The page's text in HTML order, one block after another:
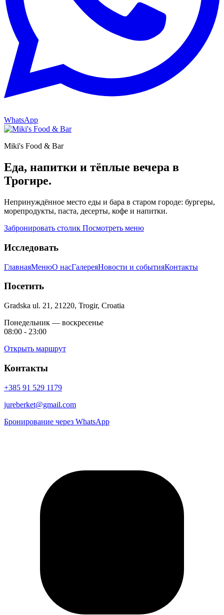
WhatsApp
Miki's Food & Bar
Еда, напитки и тёплые вечера в
Трогире.
Непринуждённое место еды и бара в старом городе: бургеры,
морепродукты, паста, десерты, кофе и напитки.
Забронировать столик Посмотреть меню
Исследовать
ГлавнаяМенюО насГалереяНовости и событияКонтакты
Посетить
Gradska ul. 21, 21220, Trogir, Croatia
Понедельник — воскресенье
08:00 - 23:00
Открыть маршрут
Контакты
+385 91 529 1179
jureberket@gmail.com
Бронирование через WhatsApp